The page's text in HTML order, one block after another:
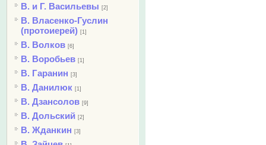
В. и Г. Васильевы [2]
В. Власенко-Гуслин
(протоиерей) [1]
В. Волков [6]
В. Воробьев [1]
В. Гаранин [3]
В. Данилюк [1]
В. Дзансолов [9]
В. Дольский [2]
В. Жданкин [3]